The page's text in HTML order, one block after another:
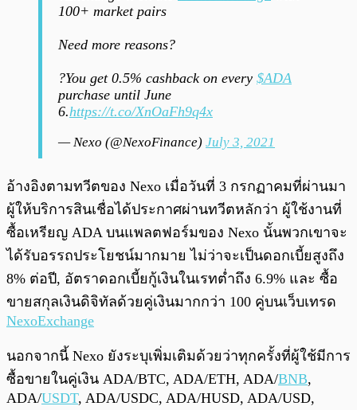
100+ market pairs
Need more reasons?
?You get 0.5% cashback on every $ADA
purchase until June
6.https://t.co/XnOaFh9q4x
— Nexo (@NexoFinance) July 3, 2021
อ้างอิงตามทวีตของ Nexo เมื่อวันที่ 3 กรกฏาคมที่ผ่านมา
ผู้ให้บริการสินเชื่อได้ประกาศผ่านทวีตหลักว่า ผู้ใช้งานที่
ซื้อเหรียญ ADA บนแพลตฟอร์มของ Nexo นั้นพวกเขาจะ
ได้รับอรรถประโยชน์มากมาย ไม่ว่าจะเป็นดอกเบี้ยสูงถึง
8% ต่อปี, อัตราดอกเบี้ยกู้เงินในเรทต่ำถึง 6.9% และ ซื้อ
ขายสกุลเงินดิจิทัลด้วยคู่เงินมากกว่า 100 คู่บนเว็บเทรด
NexoExchange
นอกจากนี้ Nexo ยังระบุเพิ่มเติมด้วยว่าทุกครั้งที่ผู้ใช้มีการ
ซื้อขายในคู่เงิน ADA/BTC, ADA/ETH, ADA/BNB,
ADA/USDT, ADA/USDC, ADA/HUSD, ADA/USD,